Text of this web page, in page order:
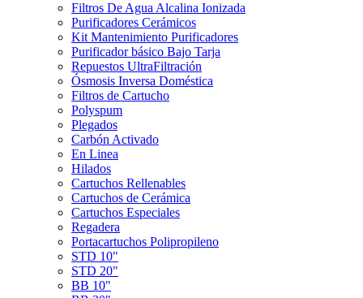
Filtros De Agua Alcalina Ionizada
Purificadores Cerámicos
Kit Mantenimiento Purificadores
Purificador básico Bajo Tarja
Repuestos UltraFiltración
Ósmosis Inversa Doméstica
Filtros de Cartucho
Polyspum
Plegados
Carbón Activado
En Linea
Hilados
Cartuchos Rellenables
Cartuchos de Cerámica
Cartuchos Especiales
Regadera
Portacartuchos Polipropileno
STD 10"
STD 20"
BB 10"